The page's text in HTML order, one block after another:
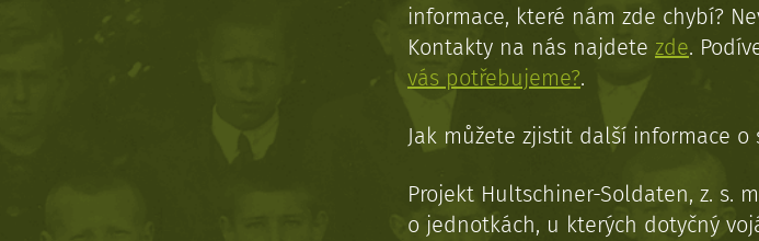
informace, které nám zde chybí?
Kontakty na nás najdete zde.
vás potřebujeme?.
Jak můžete zjistit další informace o
Projekt Hultschiner-Soldaten, z. s.
o jednotkách, u kterých dotyčný